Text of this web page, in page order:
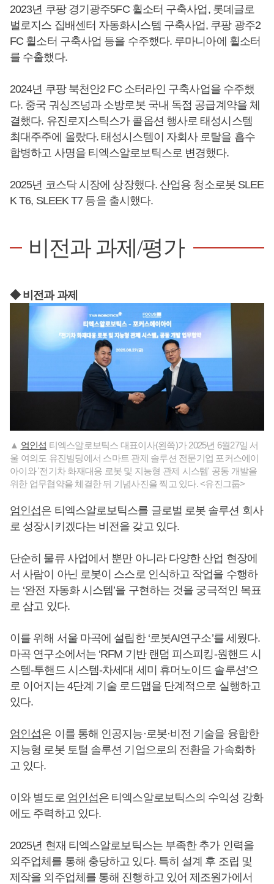
2023년 쿠팡 경기광주5FC 휠소터 구축사업, 롯데글로
벌로지스 집배센터 자동화시스템 구축사업, 쿠팡 광주2
FC 휠소터 구축사업 등을 수주했다. 루마니아에 휠소터
를 수출했다.
2024년 쿠팡 북천안2 FC 소터라인 구축사업을 수주했
다. 중국 궈싱즈넝과 소방로봇 국내 독점 공급계약을 체
결했다. 유진로지스틱스가 콜옵션 행사로 태성시스템
최대주주에 올랐다. 태성시스템이 자회사 로탈을 흡수
합병하고 사명을 티엑스알로보틱스로 변경했다.
2025년 코스닥 시장에 상장했다. 산업용 청소로봇 SLEE
K T6, SLEEK T7 등을 출시했다.
비전과 과제/평가
◆ 비전과 과제
▲ 엄인섭 티엑스알로보틱스 대표이사(왼쪽)가 2025년 6월27일 서
울 여의도 유진빌딩에서 스마트 관제 솔루션 전문기업 포커스에이
아이와 '전기차 화재대응 로봇 및 지능형 관제 시스템' 공동 개발을
위한 업무협약을 체결한 뒤 기념사진을 찍고 있다. <유진그룹>
엄인섭은 티엑스알로보틱스를 글로벌 로봇 솔루션 회사
로 성장시키겠다는 비전을 갖고 있다.
단순히 물류 사업에서 뿐만 아니라 다양한 산업 현장에
서 사람이 아닌 로봇이 스스로 인식하고 작업을 수행하
는 ‘완전 자동화 시스템’을 구현하는 것을 궁극적인 목표
로 삼고 있다.
이를 위해 서울 마곡에 설립한 ‘로봇AI연구소’를 세웠다.
마곡 연구소에서는 ‘RFM 기반 랜덤 피스피킹-원핸드 시
스템-투핸드 시스템-차세대 세미 휴머노이드 솔루션’으
로 이어지는 4단계 기술 로드맵을 단계적으로 실행하고
있다.
엄인섭은 이를 통해 인공지능·로봇·비전 기술을 융합한
지능형 로봇 토털 솔루션 기업으로의 전환을 가속화하
고 있다.
이와 별도로 엄인섭은 티엑스알로보틱스의 수익성 강화
에도 주력하고 있다.
2025년 현재 티엑스알로보틱스는 부족한 추가 인력을
외주업체를 통해 충당하고 있다. 특히 설계 후 조립 및
제작을 외주업체를 통해 진행하고 있어 제조원가에서